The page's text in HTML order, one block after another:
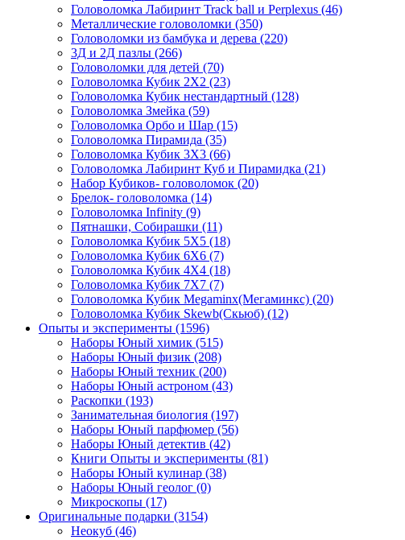
Головоломка Лабиринт Track ball и Perplexus (46)
Металлические головоломки (350)
Головоломки из бамбука и дерева (220)
3Д и 2Д пазлы (266)
Головоломки для детей (70)
Головоломка Кубик 2Х2 (23)
Головоломка Кубик нестандартный (128)
Головоломка Змейка (59)
Головоломка Орбо и Шар (15)
Головоломка Пирамида (35)
Головоломка Кубик 3Х3 (66)
Головоломка Лабиринт Куб и Пирамидка (21)
Набор Кубиков- головоломок (20)
Брелок- головоломка (14)
Головоломка Infinity (9)
Пятнашки, Собирашки (11)
Головоломка Кубик 5Х5 (18)
Головоломка Кубик 6Х6 (7)
Головоломка Кубик 4Х4 (18)
Головоломка Кубик 7Х7 (7)
Головоломка Кубик Megaminx(Мегаминкс) (20)
Головоломка Кубик Skewb(Скьюб) (12)
Опыты и эксперименты (1596)
Наборы Юный химик (515)
Наборы Юный физик (208)
Наборы Юный техник (200)
Наборы Юный астроном (43)
Раскопки (193)
Занимательная биология (197)
Наборы Юный парфюмер (56)
Наборы Юный детектив (42)
Книги Опыты и эксперименты (81)
Наборы Юный кулинар (38)
Наборы Юный геолог (0)
Микроскопы (17)
Оригинальные подарки (3154)
Неокуб (46)